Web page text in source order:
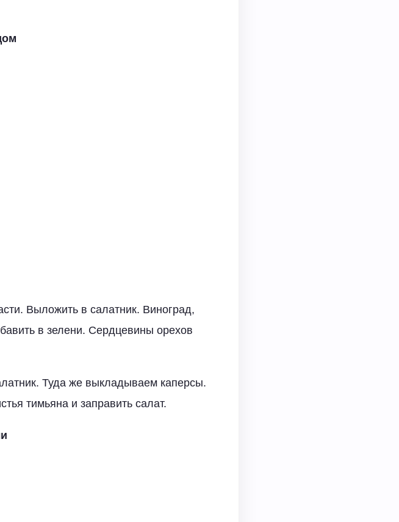
Выложить в салатник. Виноград,
в зелени. Сердцевины орехов
Туда же выкладываем каперсы.
тимьяна и заправить салат.